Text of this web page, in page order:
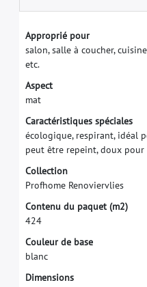
Approprié pour
salon, salle à coucher, cuisine
etc.
Aspect
mat
Caractéristiques spéciales
écologique, respirant, idéal p
peut être repeint, doux pour
Collection
Profhome Renoviervlies
Contenu du paquet (m2)
424
Couleur de base
blanc
Dimensions